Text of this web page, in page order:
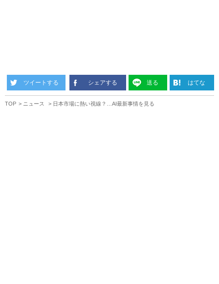
ツイートする シェアする 送る はてな
TOP ニュース 日本市場に熱い視線？…AI最新事情を見る